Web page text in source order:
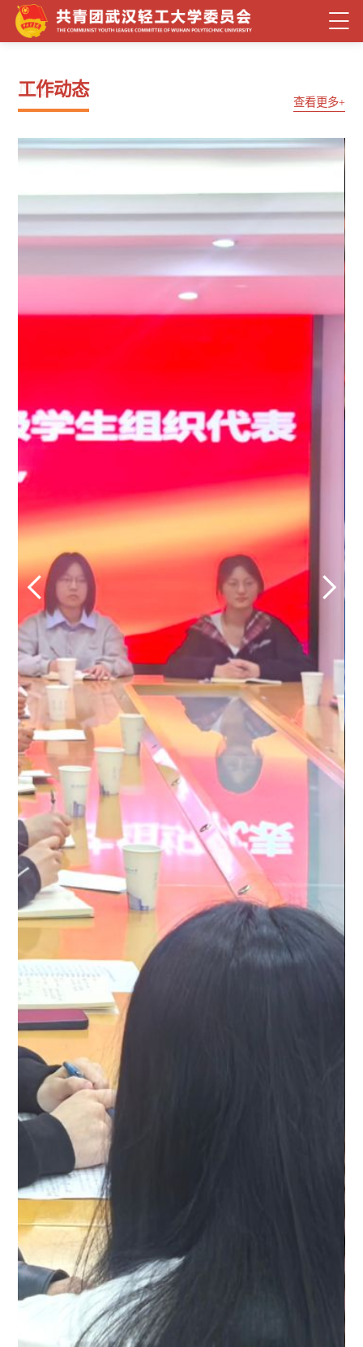
NEWS
工作动态
查看更多+